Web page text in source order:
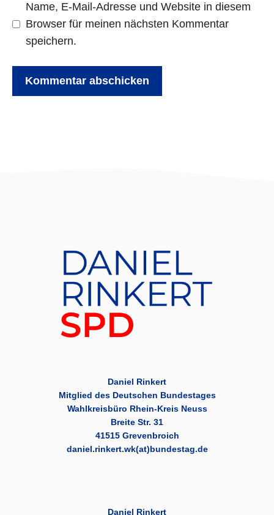
Name, E-Mail-Adresse und Website in diesem
Browser für meinen nächsten Kommentar
speichern.
Daniel Rinkert
Mitglied des Deutschen Bundestages
Wahlkreisbüro Rhein-Kreis Neuss
Breite Str. 31
41515 Grevenbroich
daniel.rinkert.wk(at)bundestag.de
Daniel Rinkert